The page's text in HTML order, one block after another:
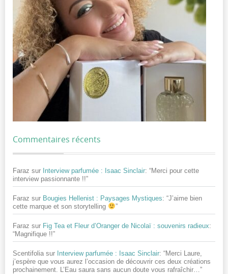
Commentaires récents
Faraz sur Interview parfumée : Isaac Sinclair: “Merci pour cette
interview passionnante !!”
Faraz sur Bougies Hellenist : Paysages Mystiques: “J’aime bien
cette marque et son storytelling
”
Faraz sur Fig Tea et Fleur d’Oranger de Nicolaï : souvenirs radieux:
“Magnifique !!”
Scentifolia sur Interview parfumée : Isaac Sinclair: “Merci Laure,
j’espère que vous aurez l’occasion de découvrir ces deux créations
prochainement. L’Eau saura sans aucun doute vous rafraîchir… ”